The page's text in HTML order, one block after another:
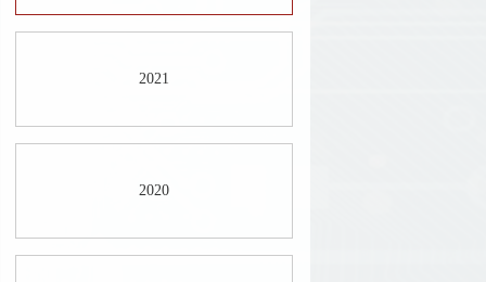
2021
2020